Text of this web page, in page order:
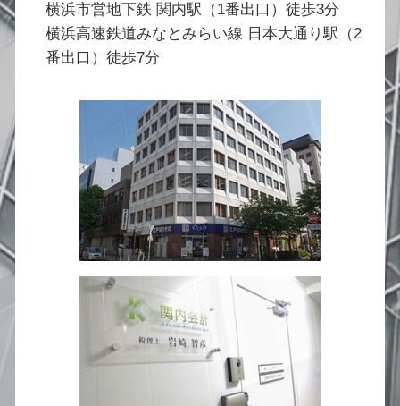
横浜市営地下鉄 関内駅（1番出口）徒歩3分
横浜高速鉄道みなとみらい線 日本大通り駅（2
番出口）徒歩7分